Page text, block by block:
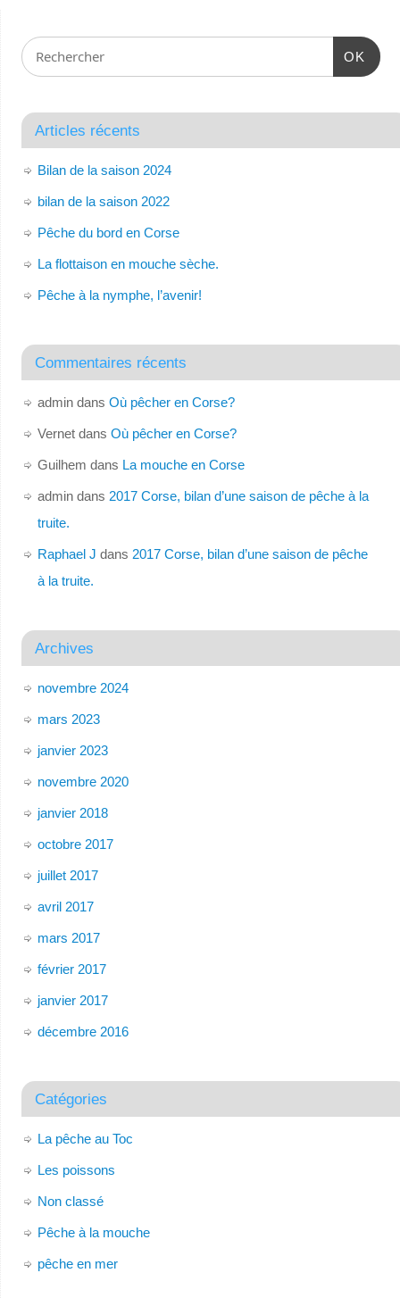
OK
Articles récents
Bilan de la saison 2024
bilan de la saison 2022
Pêche du bord en Corse
La flottaison en mouche sèche.
Pêche à la nymphe, l’avenir!
Commentaires récents
admindans Où pêcher en Corse?
Vernetdans Où pêcher en Corse?
Guilhem dans La mouche en Corse
admindans 2017 Corse, bilan d’une saison de pêche à la
truite.
Raphael J dans 2017 Corse, bilan d’une saison de pêche
à la truite.
Archives
novembre 2024
mars 2023
janvier 2023
novembre 2020
janvier 2018
octobre 2017
juillet 2017
avril 2017
mars 2017
février 2017
janvier 2017
décembre 2016
Catégories
La pêche au Toc
Les poissons
Non classé
Pêche à la mouche
pêche en mer